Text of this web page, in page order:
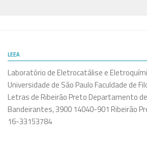
LEEA
Laboratório de Eletrocatálise e
Universidade de São Paulo Faculdade de
Letras de Ribeirão Preto Departamento de
Bandeirantes, 3900 14040-901 Ribeirão
16-33153784